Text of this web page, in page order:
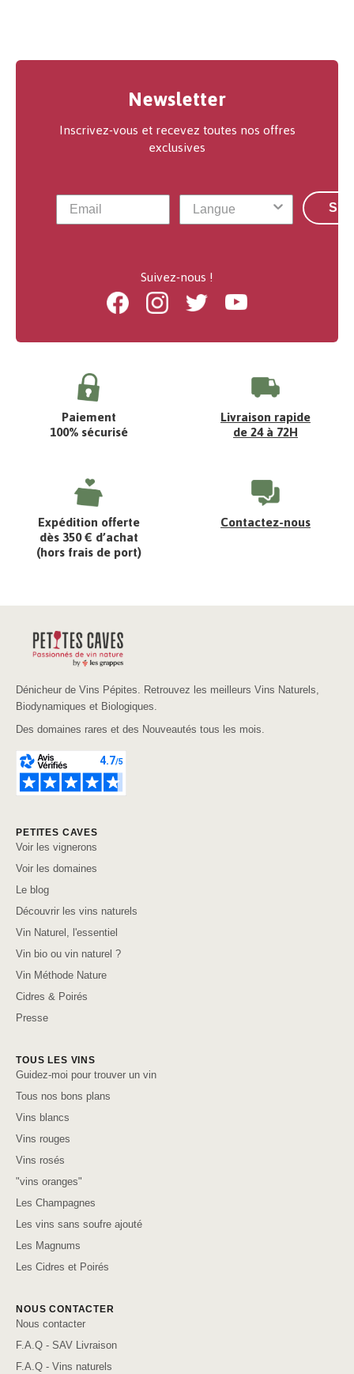
Newsletter
Inscrivez-vous et recevez toutes nos offres
exclusives
Suivez-nous !
FacebookInstagramTwitter Youtube
Paiement
100% sécurisé
Livraison rapide
de 24 à 72H
Expédition offerte
dès 350 € d’achat
(hors frais de port)
Contactez-nous
Dénicheur de Vins Pépites. Retrouvez les meilleurs Vins Naturels,
Biodynamiques et Biologiques.
Des domaines rares et des Nouveautés tous les mois.
PETITES CAVES
Voir les vignerons
Voir les domaines
Le blog
Découvrir les vins naturels
Vin Naturel, l'essentiel
Vin bio ou vin naturel ?
Vin Méthode Nature
Cidres & Poirés
Presse
TOUS LES VINS
Guidez-moi pour trouver un vin
Tous nos bons plans
Vins blancs
Vins rouges
Vins rosés
"vins oranges"
Les Champagnes
Les vins sans soufre ajouté
Les Magnums
Les Cidres et Poirés
NOUS CONTACTER
Nous contacter
F.A.Q - SAV Livraison
F.A.Q - Vins naturels